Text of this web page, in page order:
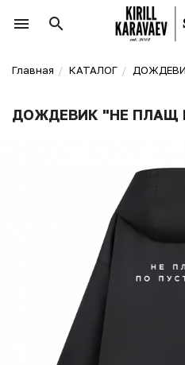
Главная КАТАЛОГ
ДОЖДЕВИК "НЕ ПЛАЩ